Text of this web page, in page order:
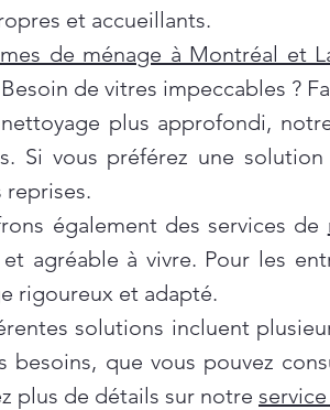
et accueillants.
de ménage à Montréal et
de vitres impeccables ?
plus approfondi,
Si vous préférez une
reprises.
également des services de
agréable à vivre. Pour les
rigoureux et adapté.
solutions incluent
besoins, que vous pouvez
plus de détails sur notre